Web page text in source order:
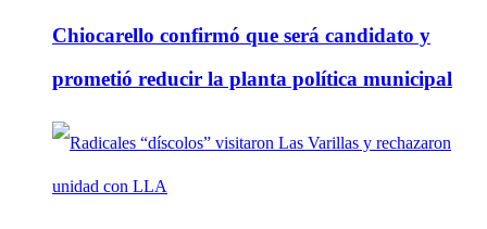
Chiocarello confirmó que será candidato y
prometió reducir la planta política municipal